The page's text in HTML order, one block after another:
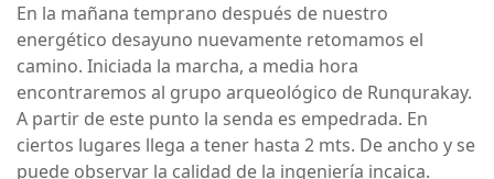
En la mañana temprano después de nuestro
energético desayuno nuevamente retomamos el
camino. Iniciada la marcha, a media hora
encontraremos al grupo arqueológico de Runqurakay.
A partir de este punto la senda es empedrada. En
ciertos lugares llega a tener hasta 2 mts. De ancho y se
puede observar la calidad de la ingeniería incaica.